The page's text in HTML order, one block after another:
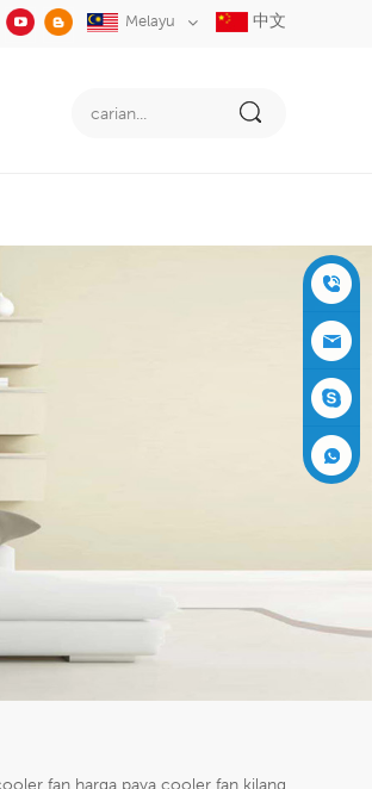
Melayu 中文
fan harga paya cooler fan kilang
+86-05
91-2353
3555
siboly@s
iboly.co
evaporat
er
5951777